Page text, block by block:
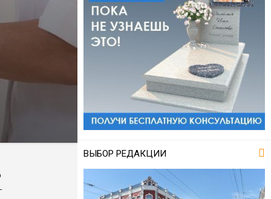
ВЫБОР РЕДАКЦИИ